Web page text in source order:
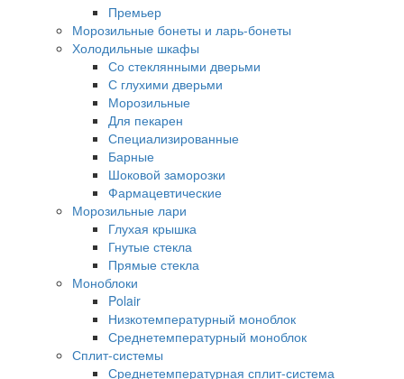
Премьер
Морозильные бонеты и ларь-бонеты
Холодильные шкафы
Со стеклянными дверьми
С глухими дверьми
Морозильные
Для пекарен
Специализированные
Барные
Шоковой заморозки
Фармацевтические
Морозильные лари
Глухая крышка
Гнутые стекла
Прямые стекла
Моноблоки
Polair
Низкотемпературный моноблок
Среднетемпературный моноблок
Сплит-системы
Среднетемпературная сплит-система